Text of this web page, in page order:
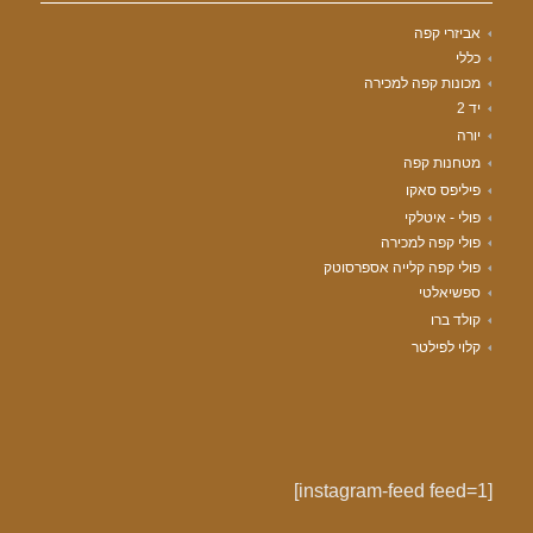
אביזרי קפה
כללי
מכונות קפה למכירה
יד 2
יורה
מטחנות קפה
פיליפס סאקו
פולי - איטלקי
פולי קפה למכירה
פולי קפה קלייה אספרסוטק
ספשיאלטי
קולד ברו
קלוי לפילטר
[instagram-feed feed=1]